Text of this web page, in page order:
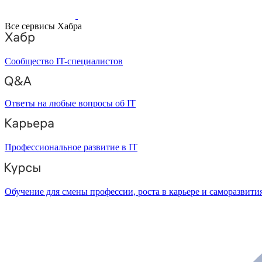
Все сервисы Хабра
Сообщество IT-специалистов
Ответы на любые вопросы об IT
Профессиональное развитие в IT
Обучение для смены профессии, роста в карьере и